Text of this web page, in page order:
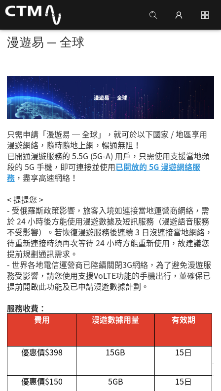
漫遊易 ─ 全球
只需申請「漫遊易 ─ 全球」，就可於以下國家 / 地區享用
漫遊網絡，隨時隨地上網，暢通無阻！
已開通漫遊服務的 5.5G (5G-A) 用戶，只需使用支援當地頻
段的 5G 手機，即可連接並使用已開放的 5G 漫遊網絡服
務 ，盡享高速網絡！
< 提提您 >
- 受俄羅斯政策影響，旅客入境如連接當地運營商網絡，需
於 24 小時後方能使用漫遊數據及短訊服務（漫遊語音服務
不受影響）。若恢復漫遊服務後連續 3 日沒連接當地網絡，
待重新連接時須再次等待 24 小時方能重新使用，故建議您
提前規劃通訊需求。
- 世界各地電信運營商已陸續關閉3G網絡，為了避免漫遊服
務受影響，請您使用支援VoLTE功能的手機出行，並確保已
提前開啟此功能及已申請漫遊數據計劃。
服務收費：
費用
漫遊數據用量 有效期
優惠價$398 15GB 15日
優惠價$150 5GB 15日